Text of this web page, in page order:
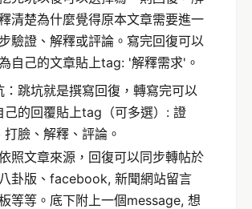
清楚為什麼覺得原本文章需要進一
步驗證、解釋或評論。寫完回復可以
自己的文章貼上tag: '解釋需求'。
：跳坑就是撰寫回復，轉寫完可以
己的回覆貼上tag（可多選）: 證
打臉、解釋、評論。
照文章來源，回復可以同步轉帖於
八卦版、facebook, 新聞網站留言
等等。底下附上一個message, 想